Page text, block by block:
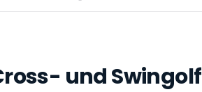
und Swingolf